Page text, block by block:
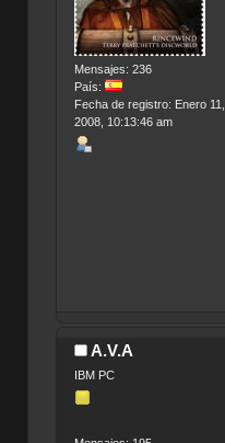
Mensajes: 236
País:
Fecha de registro: Enero 11,
2008, 10:13:46 am
A.V.A
IBM PC